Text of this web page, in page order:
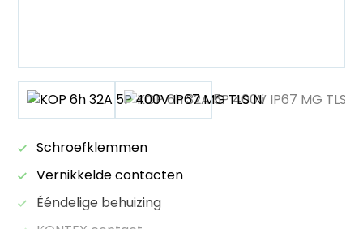
Schroefklemmen
Vernikkelde contacten
Ééndelige behuizing